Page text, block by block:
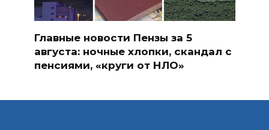
Главные новости Пензы за 5
августа: ночные хлопки, скандал с
пенсиями, «круги от НЛО»